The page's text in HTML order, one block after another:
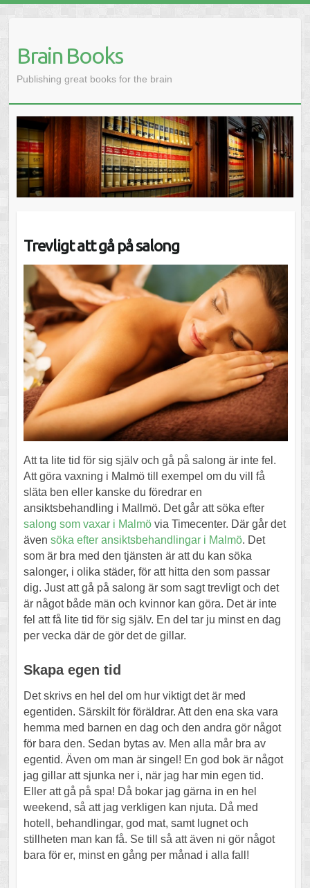
Brain Books
Publishing great books for the brain
Trevligt att gå på salong
Att ta lite tid för sig själv och gå på salong är inte fel.
Att göra vaxning i Malmö till exempel om du vill få
släta ben eller kanske du föredrar en
ansiktsbehandling i Mallmö. Det går att söka efter
salong som vaxar i Malmövia Timecenter. Där går det
även söka efter ansiktsbehandlingar i Malmö. Det
som är bra med den tjänsten är att du kan söka
salonger, i olika städer, för att hitta den som passar
dig. Just att gå på salong är som sagt trevligt och det
är något både män och kvinnor kan göra. Det är inte
fel att få lite tid för sig själv. En del tar ju minst en dag
per vecka där de gör det de gillar.
Skapa egen tid
Det skrivs en hel del om hur viktigt det är med
egentiden. Särskilt för föräldrar. Att den ena ska vara
hemma med barnen en dag och den andra gör något
för bara den. Sedan bytas av. Men alla mår bra av
egentid. Även om man är singel! En god bok är något
jag gillar att sjunka ner i, när jag har min egen tid.
Eller att gå på spa! Då bokar jag gärna in en hel
weekend, så att jag verkligen kan njuta. Då med
hotell, behandlingar, god mat, samt lugnet och
stillheten man kan få. Se till så att även ni gör något
bara för er, minst en gång per månad i alla fall!